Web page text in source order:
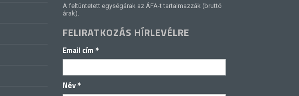
A feltüntetett egységárak az ÁFA-t tartalmazzák (bruttó
árak).
FELIRATKOZÁS HÍRLEVÉLRE
Email cím *
Név*